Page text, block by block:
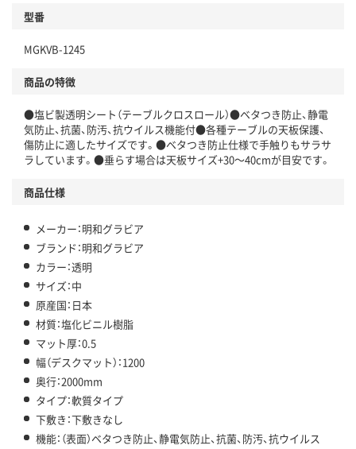
型番
MGKVB-1245
商品の特徴
●塩ビ製透明シート（テーブルクロスロール）●ベタつき防止、静電
気防止、抗菌、防汚、抗ウイルス機能付●各種テーブルの天板保護、
傷防止に適したサイズです。●ベタつき防止仕様で手触りもサラサ
ラしています。●垂らす場合は天板サイズ+30～40cmが目安です。
商品仕様
メーカー：明和グラビア
ブランド：明和グラビア
カラー：透明
サイズ：中
原産国：日本
材質：塩化ビニル樹脂
マット厚：0.5
幅（デスクマット）：1200
奥行：2000mm
タイプ：軟質タイプ
下敷き：下敷きなし
機能：（表面）ベタつき防止、静電気防止、抗菌、防汚、抗ウイルス